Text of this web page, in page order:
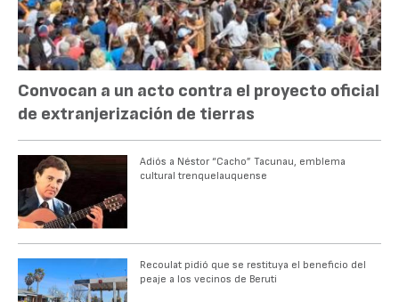
Convocan a un acto contra el proyecto oficial
de extranjerización de tierras
Adiós a Néstor “Cacho” Tacunau, emblema
cultural trenquelauquense
Recoulat pidió que se restituya el beneficio del
peaje a los vecinos de Beruti